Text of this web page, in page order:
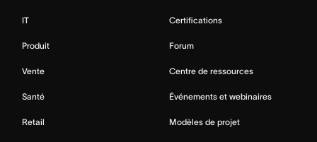
IT
Produit
Vente
Santé
Retail
Certifications
Forum
Centre de ressources
Événements et webinaires
Modèles de projet